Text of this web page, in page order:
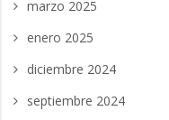
marzo 2025
enero 2025
diciembre 2024
septiembre 2024